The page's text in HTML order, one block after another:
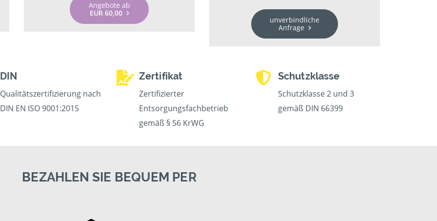
Angebote ab
EUR 60,00
unverbindliche
Anfrage
DIN
Qualitätszertifizierung nach
DIN EN ISO 9001:2015
Zertifikat
Zertifizierter
Entsorgungsfachbetrieb
gemäß § 56 KrWG
Schutzklasse
Schutzklasse 2 und 3
gemäß DIN 66399
BEZAHLEN SIE BEQUEM PER